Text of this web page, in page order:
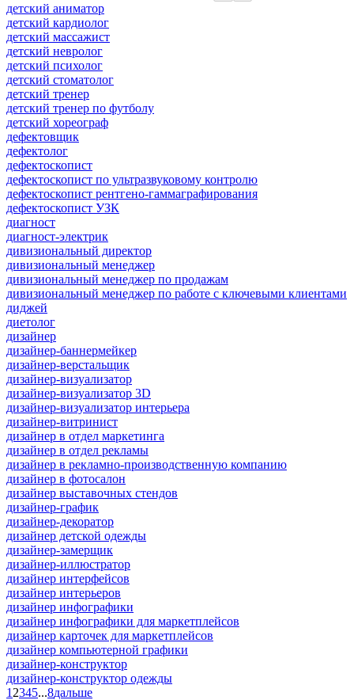
детский аниматор
детский кардиолог
детский массажист
детский невролог
детский психолог
детский стоматолог
детский тренер
детский тренер по футболу
детский хореограф
дефектовщик
дефектолог
дефектоскопист
дефектоскопист по ультразвуковому контролю
дефектоскопист рентгено-гаммаграфирования
дефектоскопист УЗК
диагност
диагност-электрик
дивизиональный директор
дивизиональный менеджер
дивизиональный менеджер по продажам
дивизиональный менеджер по работе с ключевыми клиентами
диджей
диетолог
дизайнер
дизайнер-баннермейкер
дизайнер-верстальщик
дизайнер-визуализатор
дизайнер-визуализатор 3D
дизайнер-визуализатор интерьера
дизайнер-витринист
дизайнер в отдел маркетинга
дизайнер в отдел рекламы
дизайнер в рекламно-производственную компанию
дизайнер в фотосалон
дизайнер выставочных стендов
дизайнер-график
дизайнер-декоратор
дизайнер детской одежды
дизайнер-замерщик
дизайнер-иллюстратор
дизайнер интерфейсов
дизайнер интерьеров
дизайнер инфографики
дизайнер инфографики для маркетплейсов
дизайнер карточек для маркетплейсов
дизайнер компьютерной графики
дизайнер-конструктор
дизайнер-конструктор одежды
1 2345...8дальше